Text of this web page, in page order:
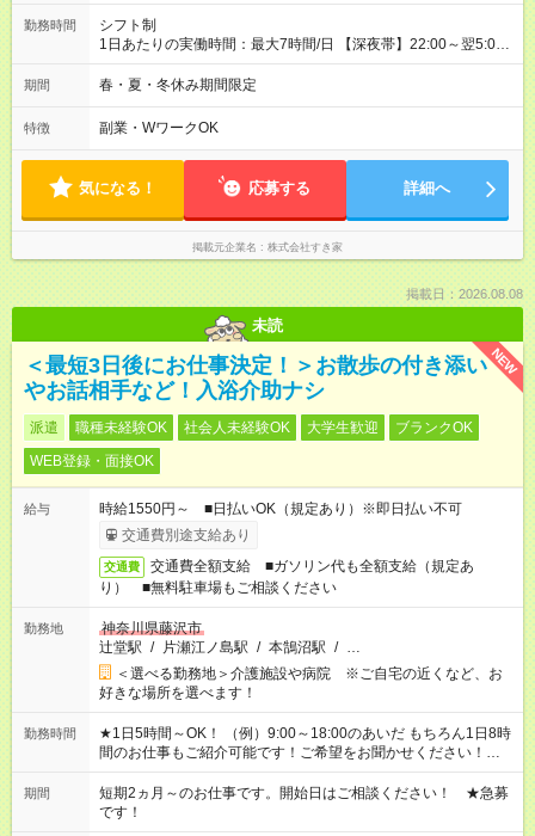
勤務時間
シフト制
1日あたりの実働時間：最大7時間/日 【深夜帯】22:00～翌5:00
週2日～・1日2h～OK◎ ※22:00から翌5:00までは18歳以上の方
のみ勤務可能です（18歳未満の深夜業務禁止のため） ★深夜で
す。 必ず、2名以上での勤務を行いますので、安心して働けま
す。
期間 春・夏・冬休み期間限定
特徴 副業・WワークOK
気になる！ 応募する 詳細へ
掲載元企業名 株式会社すき家
掲載日：2026.08.08
未読
NEW
＜最短3日後にお仕事決定！＞お散歩の付き添い
やお話相手など！入浴介助ナシ
派遣 職種未経験OK 社会人未経験OK 大学生歓迎
ブランクOK
WEB登録・面接OK
給与
時給1550円～ ■日払いOK（規定あり）※即日払い不可
交通費別途支給あり
交通費
交通費全額支給 ■ガソリン代も全額支給（規定あ
り） ■無料駐車場もご相談ください
勤務地
神奈川県藤沢市
辻堂駅 / 片瀬江ノ島駅 / 本鵠沼駅 / …
＜選べる勤務地＞介護施設や病院 ※ご自宅の近くなど、お
好きな場所を選べます！
勤務時間
★1日5時間～OK！ （例）9:00～18:00のあいだ もちろん1日8時
間のお仕事もご紹介可能です！ご希望をお聞かせください！★家
庭の都合でお休みが必要な場合も遠慮なくご相談ください。 ※
週最低15時間以上の勤務が必要です
期間
短期2ヵ月～のお仕事です。開始日はご相談ください！ ★急募
です！